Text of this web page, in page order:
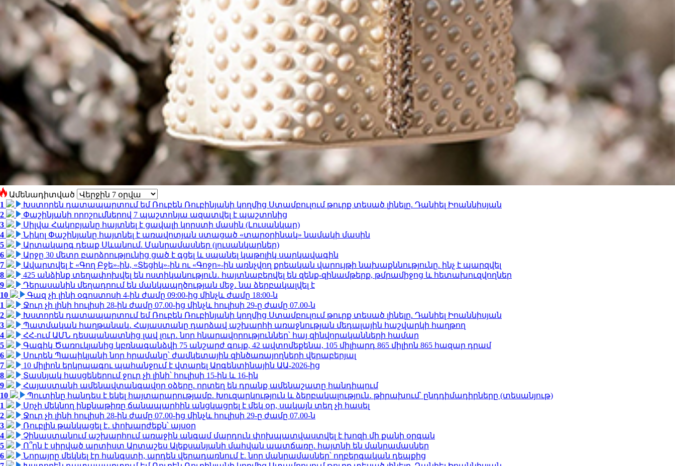
Ամենադիտված
1
Խստորեն դատապարտում եմ Ռուբեն Ռուբինյանի կողմից Ստամբուլում թուրք տեսած լինելը. Դանիել Իոաննիսյան
2
Փաշինյանի որոշումներով 7 պաշտոնյա ազատվել է պաշտոնից
3
Սիլվա Հակոբյանը հայտնել է ցավալի կորստի մասին (Լուսանկար)
4
Նիկոլ Փաշինյանը հայտնել է առավոտյան ստացած «տարօրինակ» նամակի մասին
5
Արտակարգ դեպք Սևանում. Մանրամասներ (լուսանկարներ)
6
Արջը 30 մետր բարձրությունից ցած է գցել և սպանել կաթոլիկ սարկավագին
7
Ավարտվել է «Գող Բջե»-ին, «Տեցիկ»-ին ու «Գոջո»-ին առնչվող քրեական վարույթի նախաքննությունը. ինչ է պարզվել
8
425 անձինք տեղափոխվել են ոստիկանություն․ հայտնաբերվել են զենք-զինամթերք, թմրամիջոց և հետախուզվողներ
9
Դերասանին մեղադրում են մանկապղծության մեջ․ նա ձերբակալվել է
10
Գազ չի լինի օգոստոսի 4-ին ժամը 09:00-ից մինչև ժամը 18:00-ն
1
Ջուր չի լինի հուլիսի 28-ին ժամը 07.00-ից մինչև հուլիսի 29-ը ժամը 07.00-ն
2
Խստորեն դատապարտում եմ Ռուբեն Ռուբինյանի կողմից Ստամբուլում թուրք տեսած լինելը. Դանիել Իոաննիսյան
3
Պատմական հաղթանակ․ Հայաստանը դարձավ աշխարհի առաջնության մեդալային հաշվարկի հաղթող
4
ՀՀ-ում ԱՄՆ դեսպանատնից լավ լուր․ նոր հնարավորություններ՝ հայ զինվորականների համար
5
Գագիկ Ծառուկյանից կբռնագանձվի 75 անշարժ գույք, 42 ավտոմեքենա, 105 միլիարդ 865 միլիոն 865 հազար դրամ
6
Սուրեն Պապիկյանի նոր հրամանը՝ ժամկետային զինծառայողների վերաբերյալ
7
10 միլիոն երկրպագու պահանջում է վտարել Արգենտինային ԱԱ-2026-ից
8
Տասնյակ հասցեներում ջուր չի լինի՝ հուլիսի 15-ին և 16-ին
9
Հայաստանի ամենավտանգավոր օձերը. որտեղ են դրանք ամենաշատը հանդիպում
10
Պուտինը հանդես է եկել հայտարարությամբ. Խուզարկություն և ձերբակալություն․ թիրախում՝ ընդդիմադիրները (տեսանյութ)
1
Սոչի մեկնող ինքնաթիռը ճանապարհին անցկացրել է մեկ օր, սակայն տեղ չի հասել
2
Ջուր չի լինի հուլիսի 28-ին ժամը 07.00-ից մինչև հուլիսի 29-ը ժամը 07.00-ն
3
Ռուբլին թանկացել է․ փոխարժեքն՝ այսօր
4
Չինաստանում աշխարհում առաջին անգամ մարդուն փոխպատվաստվել է խոզի մի քանի օրգան
5
Ո՞րն է սիրված արտիստ Արտաշես Ալեքսանյանի մահվան պատճառը. հայտնի են մանրամասներ
6
Նորայրը մեկնել էր հանգստի, արդեն վերադառնում է. նոր մանրամասներ՝ ողբերգական դեպքից